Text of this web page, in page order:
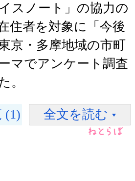
スノート」の協力の
住者を対象に「今後
京・多摩地域の市町
マでアンケート調査
。
(1) 全文を読む